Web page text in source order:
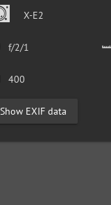
X-E2
f/2/1
400
Show EXIF data